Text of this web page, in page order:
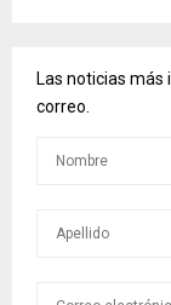
Las noticias más
correo.